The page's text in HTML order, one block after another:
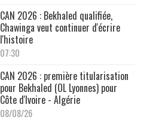
CAN 2026 : Bekhaled qualifiée,
Chawinga veut continuer d'écrire
l'histoire
07:30
CAN 2026 : première titularisation
pour Bekhaled (OL Lyonnes) pour
Côte d'Ivoire - Algérie
08/08/26